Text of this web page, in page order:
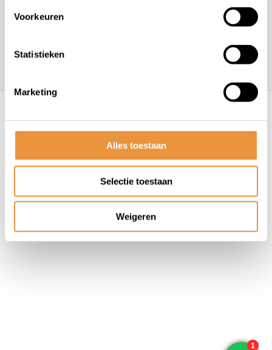
Voorkeuren
Statistieken
Marketing
Alles toestaan
Selectie toestaan
Weigeren
Algemene voorwaarden Disclaimer
Privacy
Policy
Sitemap